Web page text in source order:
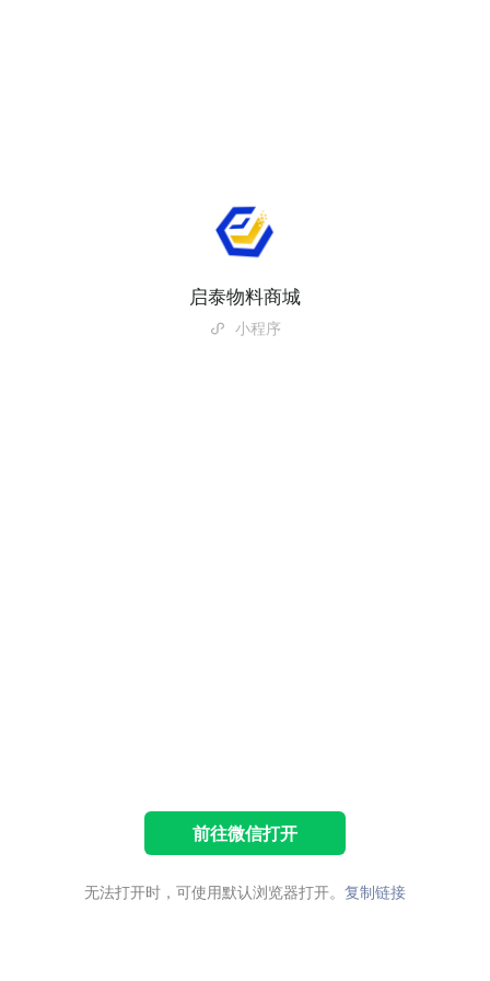
启泰物料商城
小程序
前往微信打开
无法打开时，可使用默认浏览器打开。 复制链接